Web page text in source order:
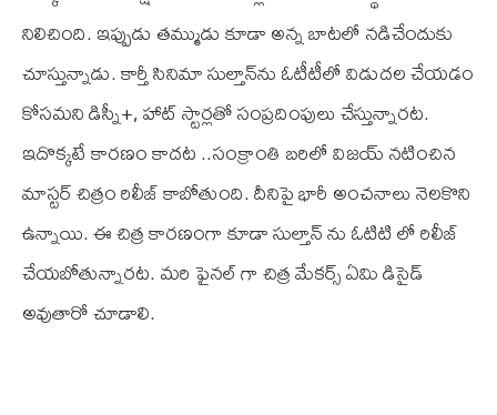
నిలిచింది. ఇప్పుడు తమ్ముడు కూడా అన్న బాటలో నడిచేందుకు
చూస్తున్నాడు. కార్తీ సినిమా సుల్తాన్‌ను ఓటీటీలో విడుదల చేయడం
కోసమని డిస్నీ+, హాట్ స్టార్లతో సంప్రదింపులు చేస్తున్నారట.
ఇదొక్కటే కారణం కాదట ..సంక్రాంతి బరిలో విజయ్ నటించిన
మాస్టర్ చిత్రం రిలీజ్ కాబోతుంది. దీనిపై భారీ అంచనాలు నెలకొని
ఉన్నాయి. ఈ చిత్ర కారణంగా కూడా సుల్తాన్ ను ఓటిటి లో రిలీజ్
చేయబోతున్నారట. మరి ఫైనల్ గా చిత్ర మేకర్స్ ఏమి డిసైడ్
అవుతారో చూడాలి.